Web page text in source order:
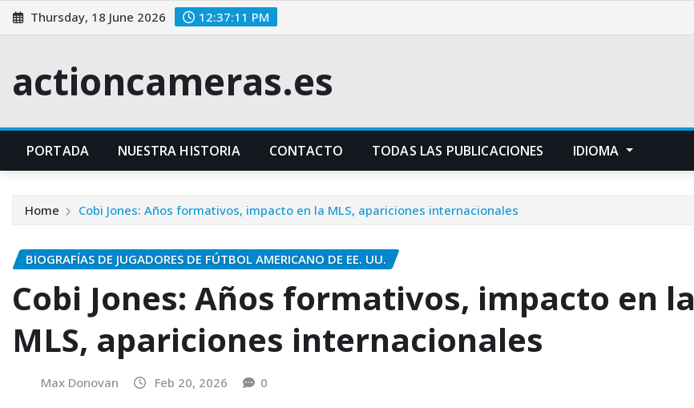
Skip
to
Thursday, 18 June 2026 12:37:12 PM
actioncameras.es
PORTADA NUESTRA HISTORIA CONTACTO TODAS LAS PUBLICACIONES IDIOMA
Home Cobi Jones: Años formativos, impacto en la MLS, apariciones internacionales
BIOGRAFÍAS DE JUGADORES DE FÚTBOL AMERICANO DE EE. UU.
Cobi Jones: Años formativos, impacto en la
MLS, apariciones internacionales
Max Donovan Feb 20, 2026 0